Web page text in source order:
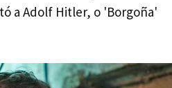
a Adolf Hitler, o 'Borgoña'